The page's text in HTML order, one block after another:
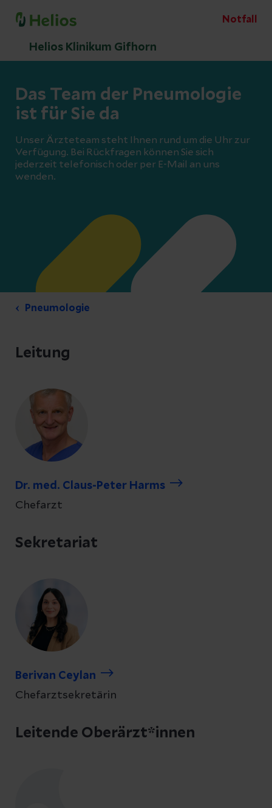
Notfall
Helios Klinikum Gifhorn
Das Team der Pneumologie
ist für Sie da
Unser Ärzteteam steht Ihnen rund um die Uhr zur
Verfügung. Bei Rückfragen können Sie sich
jederzeit telefonisch oder per E-Mail an uns
wenden.
Pneumologie
Leitung
Dr. med. Claus-Peter Harms
Chefarzt
Sekretariat
Berivan Ceylan
Chefarztsekretärin
Leitende Oberärzt*innen